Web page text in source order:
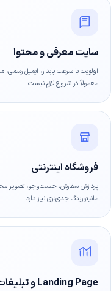
سایت معرفی و محتوا
اولویت با سرعت پایدار، ایمیل
معمولاً در شروع لازم نیست.
فروشگاه اینترنتی
پردازش سفارش، جست‌وجو، تصویر
مانیتورینگ جدی‌تری نیاز دارد.
Landing Page و تبلیغات